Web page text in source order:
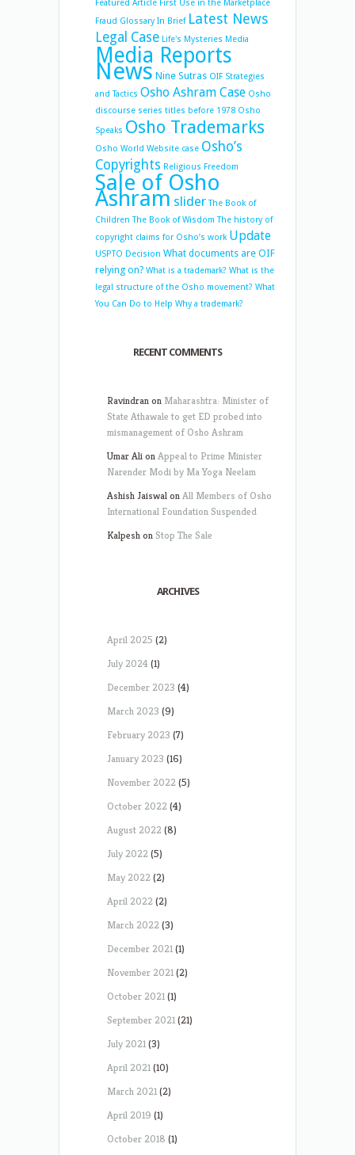
Featured Article First Use in the Marketplace
Fraud Glossary In Brief Latest News
Legal Case Life's Mysteries Media
Media Reports
News Nine Sutras OIF Strategies
and Tactics Osho Ashram Case Osho
discourse series titles before 1978 Osho
Speaks Osho Trademarks
Osho World Website case Osho’s
Copyrights Religious Freedom
Sale of Osho
Ashram slider The Book of
Children The Book of Wisdom The history of
copyright claims for Osho’s work Update
USPTO Decision What documents are OIF
relying on? What is a trademark? What is the
legal structure of the Osho movement? What
You Can Do to Help Why a trademark?
RECENT COMMENTS
Ravindranon Maharashtra: Minister of
State Athawale to get ED probed into
mismanagement of Osho Ashram
Umar AlionAppeal to Prime Minister
Narender Modi by Ma Yoga Neelam
Ashish JaiswalonAll Members of Osho
International Foundation Suspended
Kalpeshon Stop The Sale
ARCHIVES
April 2025 (2)
July 2024(1)
December 2023 (4)
March 2023 (9)
February 2023 (7)
January 2023 (16)
November 2022(5)
October 2022(4)
August 2022(8)
July 2022(5)
May 2022(2)
April 2022(2)
March 2022(3)
December 2021(1)
November 2021(2)
October 2021(1)
September 2021(21)
July 2021(3)
April 2021(10)
March 2021(2)
April 2019 (1)
October 2018 (1)